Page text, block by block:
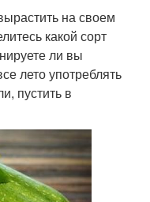
на своем
какой сорт
ли вы
лето употреблять
пустить в